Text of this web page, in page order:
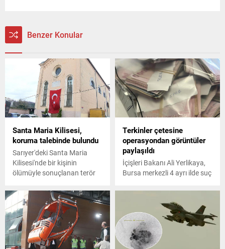
Benzer Konular
Santa Maria Kilisesi,
koruma talebinde bulundu
Sarıyer'deki Santa Maria
Kilisesi'nde bir kişinin
ölümüyle sonuçlanan terör
Rahip Anton Bulai'nin
avukatı Afşin Hatipoğlu,
polis koruması tahsis
edilmesi için talepte bulundu.
Terkinler çetesine
operasyondan görüntüler
paylaşıldı
İçişleri Bakanı Ali Yerlikaya,
Bursa merkezli 4 ayrı ilde suç
düzenlendiğini açıkladı.
Terkinler çetesinin
çökertildiğini paylaşan
Yerlikaya 6 milyar liralık
gayrimenkule de el
konulduğunu paylaştı.